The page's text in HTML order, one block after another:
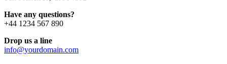
Have any questions?
+44 1234 567 890
Drop us a line
info@yourdomain.com